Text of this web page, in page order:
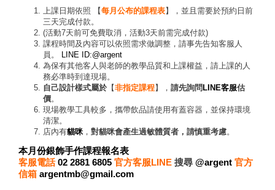
上課日期依照 【每月公布的課程表】，並且需要於預約日前
三天完成付款。
(活動7天前可免費取消，活動3天前需完成付款)
課程時間及內容可以依照需求做調整，請事先告知客服人
員。
LINE ID:@argent
為保有其他客人與老師的教學品質和上課權益，請上課的人
務必準時到達現場。
自己設計樣式屬於【非指定課程】，請先詢問 LINE客服估
價。
現場教學工具較多，攜帶飲品請使用有蓋容器，並保持環境
清潔。
店內有貓咪，對貓咪會產生過敏體質者，請慎重考慮。
本月份銀飾手作課程報名表
客服電話 02 2881 6805 官方客服LINE 搜尋@argent 官方
信箱 argentmb@gmail.com